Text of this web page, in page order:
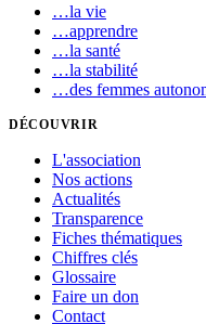
…la vie
…apprendre
…la santé
…la stabilité
…des femmes
DÉCOUVRIR
L'association
Nos actions
Actualités
Transparence
Fiches thématiques
Chiffres clés
Glossaire
Faire un don
Contact